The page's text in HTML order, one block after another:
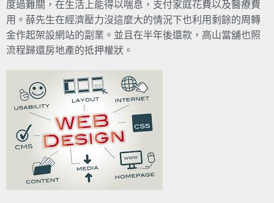
度過難關，在生活上能得以喘息，支付家庭花費以及醫療費
用。薛先生在經濟壓力沒這麼大的情況下也利用剩餘的周轉
金作起架設網站的副業。並且在半年後還款，高山當舖也照
流程歸還房地產的抵押權狀。